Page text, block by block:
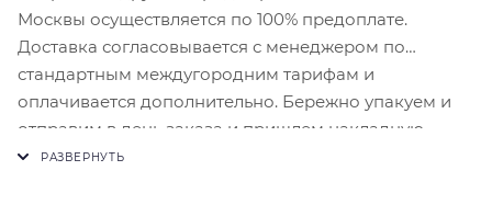
Москвы осуществляется по 100% предоплате.
Доставка согласовывается с менеджером по
стандартным междугородним тарифам и
оплачивается дополнительно. Бережно упакуем и
отправим в день заказа и пришлем накладную.